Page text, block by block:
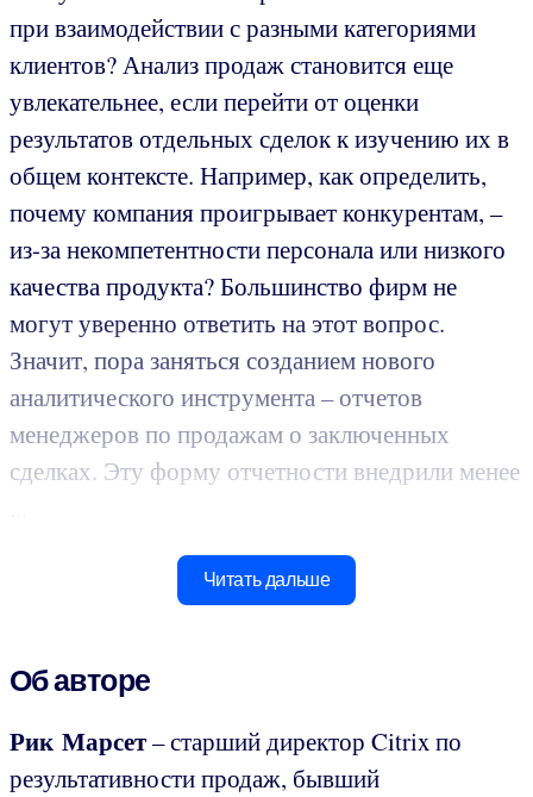
при взаимодействии с разными категориями
клиентов? Анализ продаж становится еще
увлекательнее, если перейти от оценки
результатов отдельных сделок к изучению их в
общем контексте. Например, как определить,
почему компания проигрывает конкурентам, –
из-за некомпетентности персонала или низкого
качества продукта? Большинство фирм не
могут уверенно ответить на этот вопрос.
Значит, пора заняться созданием нового
аналитического инструмента – отчетов
менеджеров по продажам о заключенных
сделках. Эту форму отчетности внедрили менее
Читать дальше
Об авторе
Рик Марсет– старший директор Citrix по
результативности продаж, бывший